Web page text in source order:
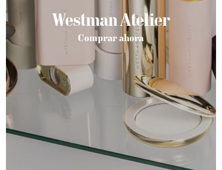
Westman Atelier
Comprar ahora